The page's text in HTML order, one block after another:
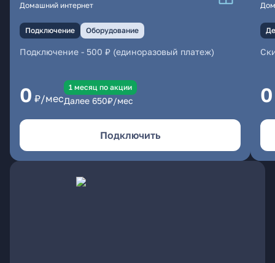
Домашний интернет
Подключение Оборудование
Подключение - 500 ₽ (единоразовый платеж)
0 ₽/мес
1 месяц по акции
Далее 650₽/мес
Подключить
0